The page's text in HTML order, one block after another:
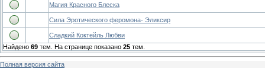
Магия Красного Блеска
Сила Эротического феромона- Эликсир
Сладкий Коктейль Любви
Найдено 69 тем. На странице показано 25 тем.
Полная версия сайта